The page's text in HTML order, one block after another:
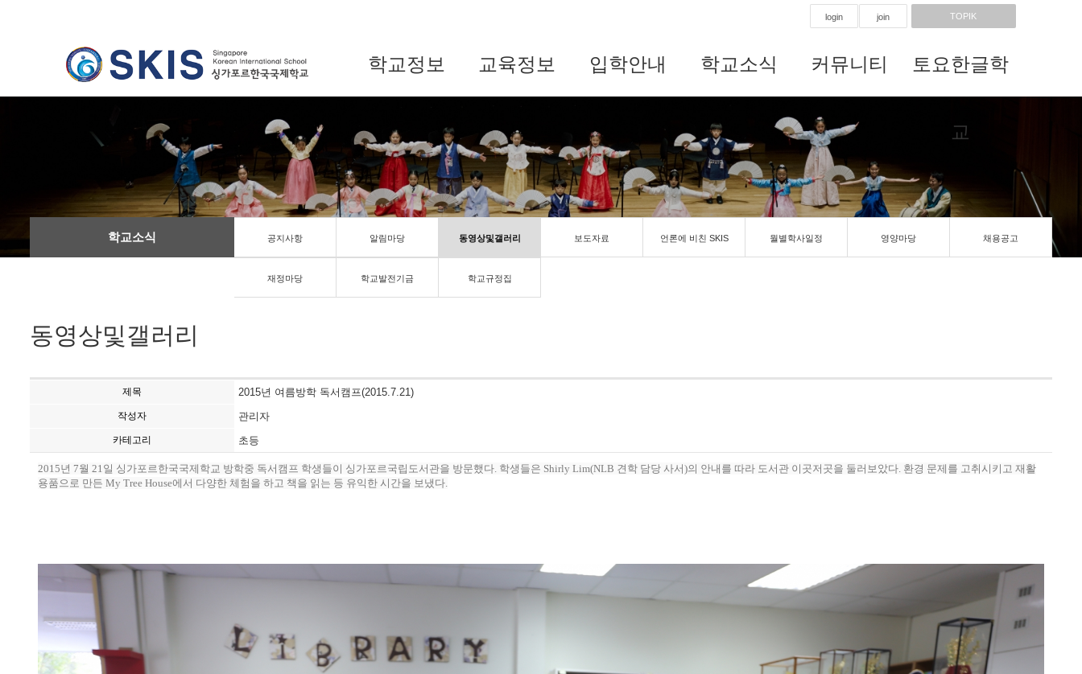
login join TOPIK
학교정보 교육정보 입학안내 학교소식 커뮤니티 토요한글학
교
학교소식 공지사항 알림마당 동영상및갤러리 보도자료 언론에 비친 SKIS 월별학사일정 영양마당 채용공고
재정마당 학교발전기금 학교규정집
동영상및갤러리
제목 2015년 여름방학 독서캠프(2015.7.21)
작성자 관리자
카테고리 초등
2015년 7월 21일 싱가포르한국국제학교 방학중 독서캠프 학생들이 싱가포르국립도서관을 방문했다. 학생들은 Shirly Lim(NLB 견학 담당 사서)의 안내를 따라 도서관 이곳저곳을 둘러보았다. 환경 문제를 고취시키고 재활
용품으로 만든 My Tree House에서 다양한 체험을 하고 책을 읽는 등 유익한 시간을 보냈다.